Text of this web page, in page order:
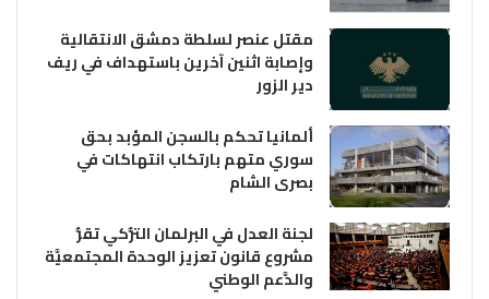
مقتل عنصر لسلطة دمشق الانتقالية
وإصابة اثنين آخرين باستهداف في ريف
دير الزور
ألمانيا تحكم بالسجن المؤبد بحق
سوري متهم بارتكاب انتهاكات في
بصرى الشام
لجنة العدل في البرلمان التُّركي تقرُّ
مشروع قانون تعزيز الوحدة المجتمعيَّة
والدَّعم الوطني